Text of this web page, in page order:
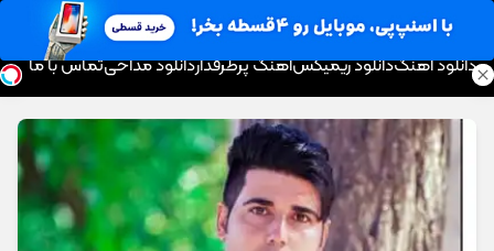
موزیک تار
دانلود آهنگدانلود ریمیکسآهنگ پرطرفداردانلود مداحیتماس با ما